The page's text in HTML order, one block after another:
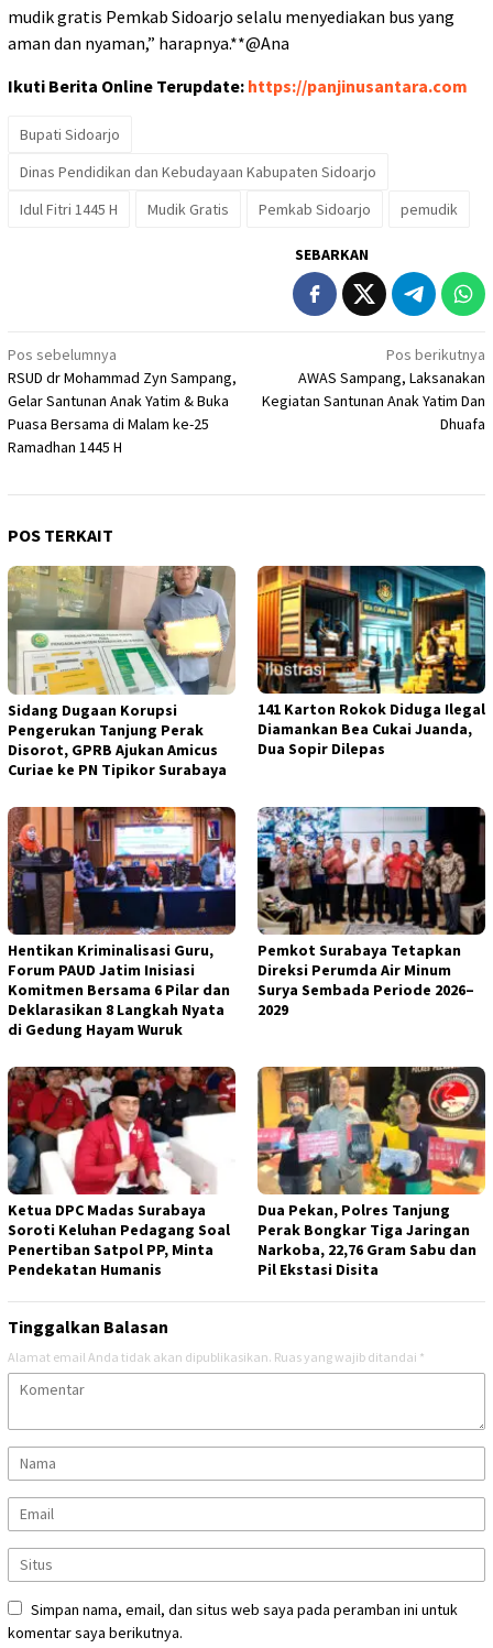
mudik gratis Pemkab Sidoarjo selalu menyediakan bus yang
aman dan nyaman,” harapnya.**@Ana
Ikuti Berita Online Terupdate: https://panjinusantara.com
Bupati Sidoarjo
Dinas Pendidikan dan Kebudayaan Kabupaten Sidoarjo
Idul Fitri 1445 H
Mudik Gratis Pemkab Sidoarjo pemudik
SEBARKAN
Navigasi
pos
Pos sebelumnya
RSUD dr Mohammad Zyn Sampang,
Gelar Santunan Anak Yatim & Buka
Puasa Bersama di Malam ke-25
Ramadhan 1445 H
Pos berikutnya
AWAS Sampang, Laksanakan
Kegiatan Santunan Anak Yatim Dan
Dhuafa
POS TERKAIT
Sidang Dugaan Korupsi
Pengerukan Tanjung Perak
Disorot, GPRB Ajukan Amicus
Curiae ke PN Tipikor Surabaya
141 Karton Rokok Diduga Ilegal
Diamankan Bea Cukai Juanda,
Dua Sopir Dilepas
Hentikan Kriminalisasi Guru,
Forum PAUD Jatim Inisiasi
Komitmen Bersama 6 Pilar dan
Deklarasikan 8 Langkah Nyata
di Gedung Hayam Wuruk
Pemkot Surabaya Tetapkan
Direksi Perumda Air Minum
Surya Sembada Periode 2026–
2029
Ketua DPC Madas Surabaya
Soroti Keluhan Pedagang Soal
Penertiban Satpol PP, Minta
Pendekatan Humanis
Dua Pekan, Polres Tanjung
Perak Bongkar Tiga Jaringan
Narkoba, 22,76 Gram Sabu dan
Pil Ekstasi Disita
Tinggalkan Balasan
Alamat email Anda tidak akan dipublikasikan. Ruas yang wajib ditandai *
Simpan nama, email, dan situs web saya pada peramban ini untuk
komentar saya berikutnya.